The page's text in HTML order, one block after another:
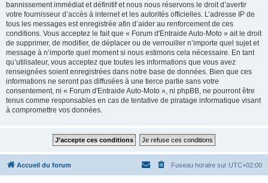
bannissement immédiat et définitif et nous nous réservons le droit d’avertir
votre fournisseur d’accès à internet et les autorités officielles. L’adresse IP de
tous les messages est enregistrée afin d’aider au renforcement de ces
conditions. Vous acceptez le fait que « Forum d'Entraide Auto-Moto » ait le droit
de supprimer, de modifier, de déplacer ou de verrouiller n’importe quel sujet et
message à n’importe quel moment si nous estimons cela nécessaire. En tant
qu’utilisateur, vous acceptez que toutes les informations que vous avez
renseignées soient enregistrées dans notre base de données. Bien que ces
informations ne seront pas diffusées à une tierce partie sans votre
consentement, ni « Forum d'Entraide Auto-Moto », ni phpBB, ne pourront être
tenus comme responsables en cas de tentative de piratage informatique visant
à compromettre vos données.
Accueil du forum Fuseau horaire sur UTC+02:00